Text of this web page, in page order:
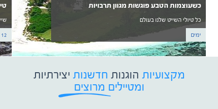
כשעוצמות הטבע פוגשות מגוון תרבויות
כל טיולי השייט שלנו בעולם
ימים 12 ימים
מקצועיות הוגנות חדשנות יצירתיות
ומטיילים מרוצים